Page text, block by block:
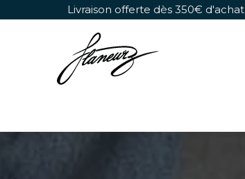
Se rendre au contenuLivraison offerte dès 350€ d'achat